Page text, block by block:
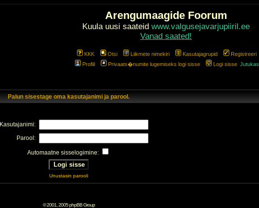
Arengumaagide Foorum
Kuula uusi saateid www.valgusejavarjupiiril.ee
Vanad saated!
KKK Otsi Liikmete nimekiri Kasutajagrupid
Registreeri
Profiil
Privaats�numite lugemiseks logi sisse Logi sisse Jutukas
Palun sisestage oma kasutajanimi ja parool.
Kasutajanimi:
Parool:
Automaatne sisselogimine:
Unustasin parooli
© 2001, 2005 phpBB Group